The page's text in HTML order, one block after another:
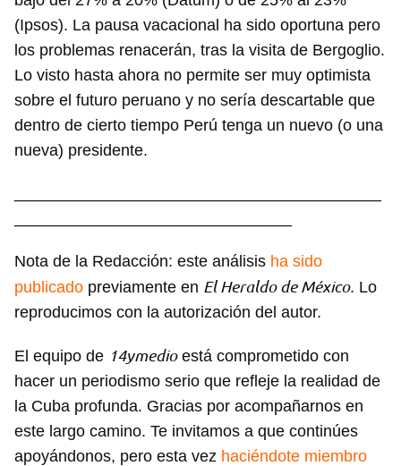
iniciar sesión con tu cuenta de 14ymedio.
INICIAR SESIÓN CANCELAR
(Ipsos). La pausa vacacional ha sido oportuna pero
los problemas renacerán, tras la visita de Bergoglio.
Lo visto hasta ahora no permite ser muy optimista
sobre el futuro peruano y no sería descartable que
dentro de cierto tiempo Perú tenga un nuevo (o una
nueva) presidente.
Nota de la Redacción: este análisis ha sido
publicado previamente en El Heraldo de México. Lo
reproducimos con la autorización del autor.
El equipo de 14ymedioestá comprometido con
hacer un periodismo serio que refleje la realidad de
la Cuba profunda. Gracias por acompañarnos en
este largo camino. Te invitamos a que continúes
apoyándonos, pero esta vez haciéndote miembro